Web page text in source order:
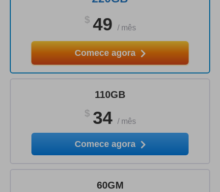
$ 49 / mês
Comece agora
110GB
$ 34 / mês
Comece agora
60GM